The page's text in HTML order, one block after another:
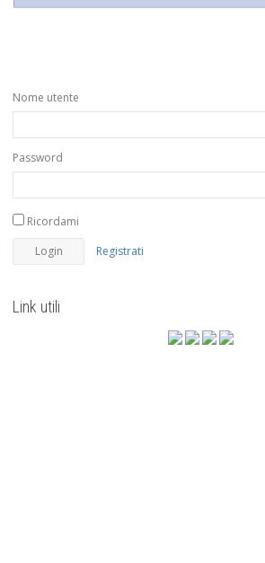
Nome utente
Password
Ricordami
Registrati
Link utili